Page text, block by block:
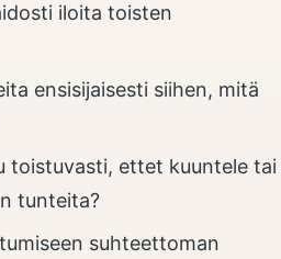
iloita toisten
ensisijaisesti siihen, mitä
toistuvasti, ettet kuuntele tai
tunteita?
suhteettoman